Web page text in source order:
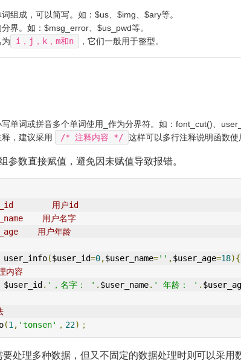
组成，可以简写。如：$us、$img、$ary等。
分界。如：$msg_error、$us_pwd等。
i，j，k，m和n ，它们一般用于整型。
单词或拼音多个单词使用_作为分界符。如：font_cut()、
，建议采用
/* 注释内容 */ 这样可以多行注释说明函数使
参数直接赋值，避免因未赋值导致报错。
用户id
用户名字
用户年龄
user_info($user_id=0,$user_name='' ,$user_age=18){
内容
$user_id
. '，名字： ' . $user_name. ' 年龄： ' .
(1 , 'tonsen' ， 22)；
处理多种数据，但又不固定的数据处理时则可以采用